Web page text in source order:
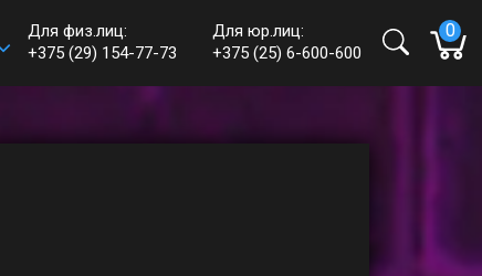
Для физ.лиц:
+375 (29) 154-77-73
e-mail:
shop@haff.by
Для юр.лиц:
+375 (25) 6-600-600
0